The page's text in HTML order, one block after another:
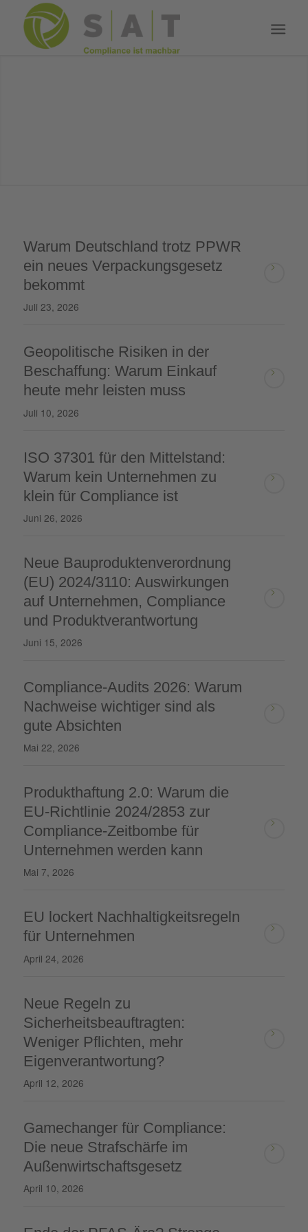
Warum Deutschland trotz PPWR
ein neues Verpackungsgesetz
bekommt
Juli 23, 2026
Geopolitische Risiken in der
Beschaffung: Warum Einkauf
heute mehr leisten muss
Juli 10, 2026
ISO 37301 für den Mittelstand:
Warum kein Unternehmen zu
klein für Compliance ist
Juni 26, 2026
Neue Bauproduktenverordnung
(EU) 2024/3110: Auswirkungen
auf Unternehmen, Compliance
und Produktverantwortung
Juni 15, 2026
Compliance-Audits 2026: Warum
Nachweise wichtiger sind als
gute Absichten
Mai 22, 2026
Produkthaftung 2.0: Warum die
EU-Richtlinie 2024/2853 zur
Compliance-Zeitbombe für
Unternehmen werden kann
Mai 7, 2026
EU lockert Nachhaltigkeitsregeln
für Unternehmen
April 24, 2026
Neue Regeln zu
Sicherheitsbeauftragten:
Weniger Pflichten, mehr
Eigenverantwortung?
April 12, 2026
Gamechanger für Compliance:
Die neue Strafschärfe im
Außenwirtschaftsgesetz
April 10, 2026